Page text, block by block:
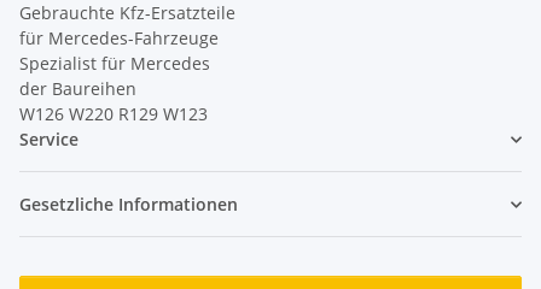
Gebrauchte Kfz-Ersatzteile
für Mercedes-Fahrzeuge
Spezialist für Mercedes
der Baureihen
W126 W220 R129 W123
Service
Gesetzliche Informationen